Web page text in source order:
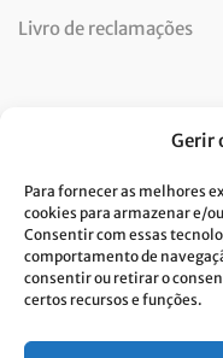
Gerir
Para fornecer as melhores
cookies para armazenar e/
Consentir com essas
comportamento de
consentir ou retirar o
certos recursos e funções.
Livro de reclamações
Dou consentimento
política de privacidade.*
A Costa Verde está
Cliqueaquie conheça a